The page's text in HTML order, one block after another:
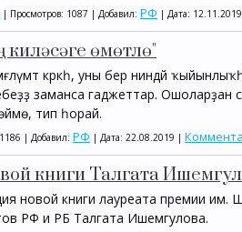
| Просмотров: 1087 | Добавил: РФ | Дата: 12.11.2019
киләсәге өмөтлө"
кәрәкһә, уны бер ниндәй
заманса гаджеттар. Ошоларҙан
тип һорай.
| Добавил: РФ | Дата: 22.08.2019 |
книги Талгата
новой книги лауреата премии им.
РФ и РБ Талгата Ишемгулова.